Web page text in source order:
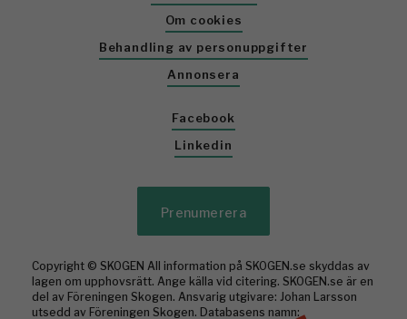
Om cookies
Behandling av personuppgifter
Annonsera
Facebook
Linkedin
Prenumerera
Copyright © SKOGEN All information på SKOGEN.se skyddas av
lagen om upphovsrätt. Ange källa vid citering. SKOGEN.se är en
del av Föreningen Skogen. Ansvarig utgivare: Johan Larsson
utsedd av Föreningen Skogen. Databasens namn: